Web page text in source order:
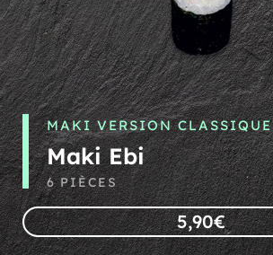
MAKI VERSION CLASSIQUE
Maki Ebi
6 PIÈCES
5,90€